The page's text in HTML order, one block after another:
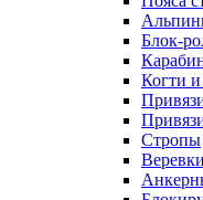
Блок-
Когти
Стропы
Веревки